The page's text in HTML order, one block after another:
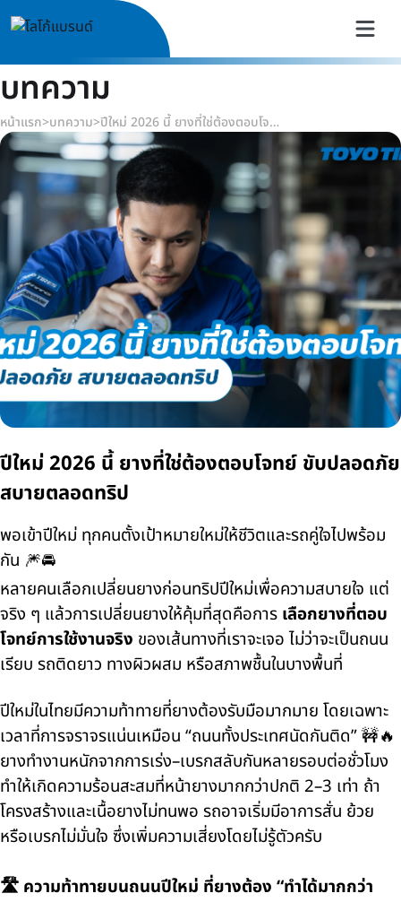
บทความ
หน้าแรก>บทความ> ปีใหม่ 2026 นี้ ยางที่ใช่ต้องตอบโจทย์ ขับปลอดภัย สบายตลอดทริป
ปีใหม่ 2026 นี้ ยางที่ใช่ต้องตอบโจทย์ ขับปลอดภัย
สบายตลอดทริป
พอเข้าปีใหม่ ทุกคนตั้งเป้าหมายใหม่ให้ชีวิตและรถคู่ใจไปพร้อม
กัน 🎆🚘
หลายคนเลือกเปลี่ยนยางก่อนทริปปีใหม่เพื่อความสบายใจ แต่
จริง ๆ แล้วการเปลี่ยนยางให้คุ้มที่สุดคือการ เลือกยางที่ตอบ
โจทย์การใช้งานจริง ของเส้นทางที่เราจะเจอ ไม่ว่าจะเป็นถนน
เรียบ รถติดยาว ทางผิวผสม หรือสภาพชื้นในบางพื้นที่
ปีใหม่ในไทยมีความท้าทายที่ยางต้องรับมือมากมาย โดยเฉพาะ
เวลาที่การจราจรแน่นเหมือน “ถนนทั้งประเทศนัดกันติด” 🚧🔥
ยางทำงานหนักจากการเร่ง–เบรกสลับกันหลายรอบต่อชั่วโมง
ทำให้เกิดความร้อนสะสมที่หน้ายางมากกว่าปกติ 2–3 เท่า ถ้า
โครงสร้างและเนื้อยางไม่ทนพอ รถอาจเริ่มมีอาการสั่น ย้วย
หรือเบรกไม่มั่นใจ ซึ่งเพิ่มความเสี่ยงโดยไม่รู้ตัวครับ
🛣️ ความท้าทายบนถนนปีใหม่ ที่ยางต้อง “ทำได้มากกว่า